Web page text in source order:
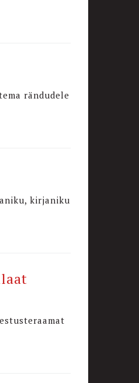
rändudele
kirjaniku